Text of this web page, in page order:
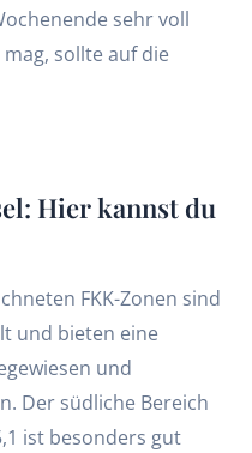
sehr voll
sollte auf die
Hier kannst du
FKK-Zonen sind
und bieten eine
und
Der südliche Bereich
ist besonders gut